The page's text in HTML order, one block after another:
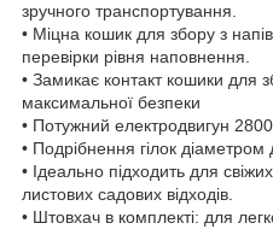
зручного транспортування.
• Міцна кошик для збору з
перевірки рівня наповнення.
• Замикає контакт кошики для
максимальної безпеки
• Потужний електродвигун
• Подрібнення гілок діаметром
• Ідеально підходить для
листових садових відходів.
• Штовхач в комплекті: для